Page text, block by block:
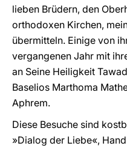
lieben Brüdern, den
orthodoxen Kirchen,
übermitteln. Einige von
vergangenen Jahr mit
an Seine Heiligkeit
Baselios Marthoma
Aphrem.
Diese Besuche sind
»Dialog der Liebe«,